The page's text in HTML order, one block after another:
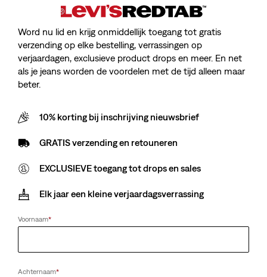
Word nu lid en krijg onmiddellijk toegang tot gratis
verzending op elke bestelling, verrassingen op
verjaardagen, exclusieve product drops en meer. En net
als je jeans worden de voordelen met de tijd alleen maar
beter.
10% korting bij inschrijving nieuwsbrief
GRATIS verzending en retouneren
EXCLUSIEVE toegang tot drops en sales
Elk jaar een kleine verjaardagsverrassing
Voornaam*
Achternaam*